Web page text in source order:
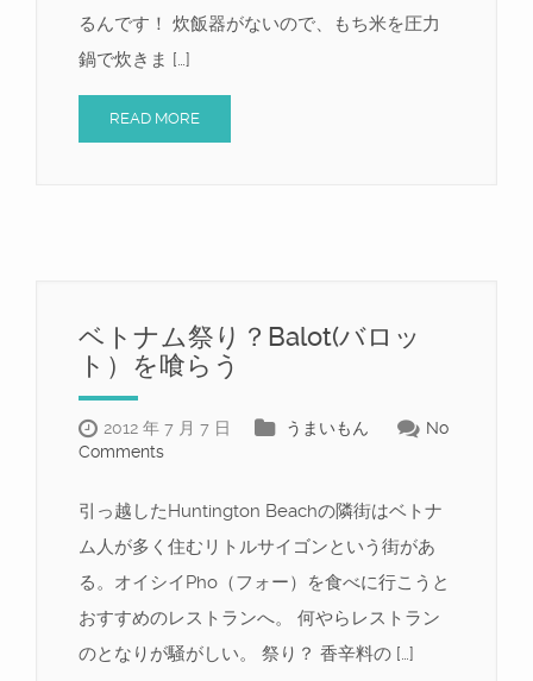
るんです！ 炊飯器がないので、もち米を圧力
鍋で炊きま […]
READ MORE
ベトナム祭り？Balot(バロッ
ト）を喰らう
2012 年 7 月 7 日 うまいもん
No
Comments
引っ越したHuntington Beachの隣街はベトナ
ム人が多く住むリトルサイゴンという街があ
る。オイシイPho（フォー）を食べに行こうと
おすすめのレストランへ。 何やらレストラン
のとなりが騒がしい。 祭り？ 香辛料の […]